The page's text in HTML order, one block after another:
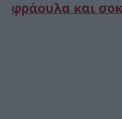
φράουλα και